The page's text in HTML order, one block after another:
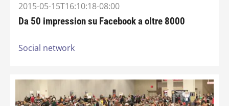
2015-05-15T16:10:18-08:00
Da 50 impression su Facebook a oltre 8000
Social network